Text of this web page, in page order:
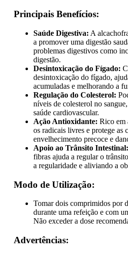
Principais Benefícios:
Saúde Digestiva: A
a promover uma digestão
problemas digestivos como
digestão.
Desintoxicação do Fígado:
desintoxicação do fígado,
acumuladas e melhorando a
Regulação do Colesterol:
níveis de colesterol no
saúde cardiovascular.
Ação Antioxidante: Rico em
os radicais livres e protege as
envelhecimento precoce e
Apoio ao Trânsito Intestinal:
fibras ajuda a regular o
a regularidade e aliviando a
Modo de Utilização:
Tomar dois comprimidos por
durante uma refeição e com
Não exceder a dose
Advertências: